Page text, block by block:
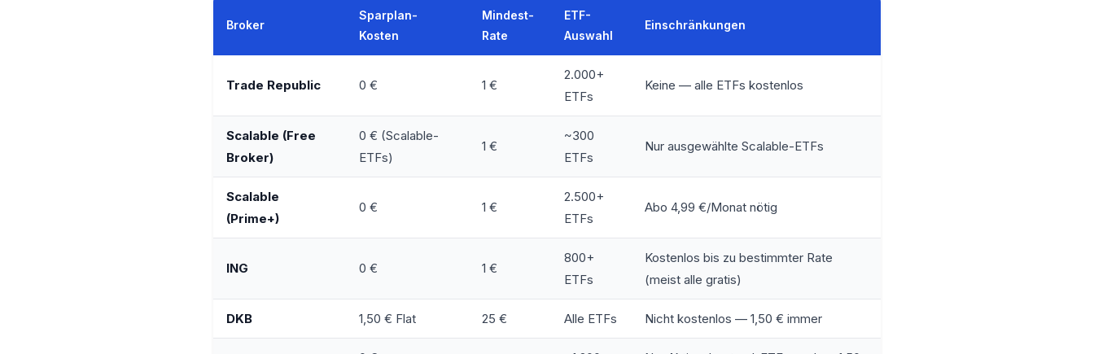
Broker
Sparplan-
Kosten
Mindest-
Rate
ETF-
Auswahl
Einschränkungen
Trade Republic 0 € 1 €
2.000+
ETFs
Keine — alle ETFs kostenlos
Scalable (Free
Broker)
0 € (Scalable-
ETFs)
1 €
~300
ETFs
Nur ausgewählte Scalable-ETFs
Scalable
(Prime+)
0 € 1 €
2.500+
ETFs
Abo 4,99 €/Monat nötig
ING 0 € 1 €
800+
ETFs
Kostenlos bis zu bestimmter Rate
(meist alle gratis)
DKB 1,50 € Flat 25 € Alle ETFs Nicht kostenlos — 1,50 € immer